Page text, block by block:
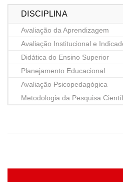
DISCIPLINA
Avaliação da Aprendizagem
Avaliação Institucional e
Didática do Ensino Superior
Planejamento Educacional
Avaliação Psicopedagógica
Metodologia da Pesquisa